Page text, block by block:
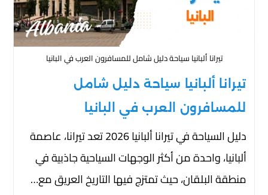
تيرانا ألبانيا سياحة دليل شامل للمسافرون العرب في البانيا
تيرانا ألبانيا سياحة دليل شامل
للمسافرون العرب في البانيا
دليل السياحة في تيرانا ألبانيا 2026 تعد تيرانا، عاصمة
ألبانيا، واحدة من أكثر الوجهات السياحية جاذبية في
منطقة البلقان، حيث تمتزج فيها التاريخ العريق مع…